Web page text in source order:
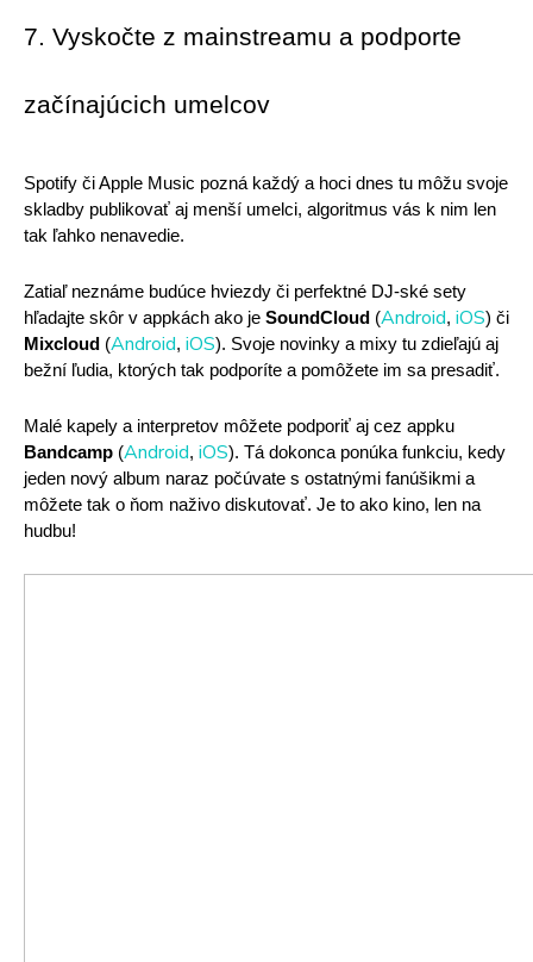
7. Vyskočte z mainstreamu a podporte
začínajúcich umelcov
Spotify či Apple Music pozná každý a hoci dnes tu môžu svoje
skladby publikovať aj menší umelci, algoritmus vás k nim len
tak ľahko nenavedie.
Zatiaľ neznáme budúce hviezdy či perfektné DJ-ské sety
hľadajte skôr v appkách ako je SoundCloud (Android, iOS
Mixcloud (Android, iOS). Svoje novinky a mixy tu zdieľajú aj
bežní ľudia, ktorých tak podporíte a pomôžete im sa presadiť.
Bandcamp (Android, iOS). Tá dokonca ponúka funkciu, kedy
jeden nový album naraz počúvate s ostatnými fanúšikmi a
môžete tak o ňom naživo diskutovať. Je to ako kino, len na
hudbu!